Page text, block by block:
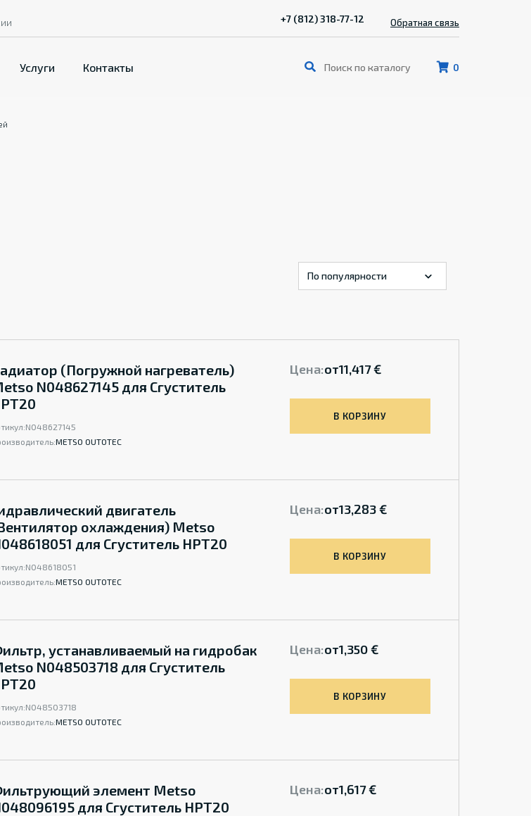
0
Услуги Контакты
+7 (812) 318-77-12 Обратная связь
(Погружной нагреватель)
N048627145 для Сгуститель
N048627145
METSO OUTOTEC
Цена:от11,417 €
В КОРЗИНУ
двигатель
охлаждения) Metso
для Сгуститель НРТ20
N048618051
METSO OUTOTEC
Цена:от13,283 €
В КОРЗИНУ
устанавливаемый на гидробак
N048503718 для Сгуститель
N048503718
METSO OUTOTEC
Цена:от1,350 €
В КОРЗИНУ
элемент Metso
для Сгуститель НРТ20
Цена:от1,617 €